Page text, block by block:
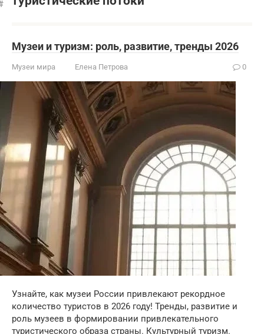
Музеи и туризм: роль, развитие, тренды 2026
Музеи мира Елена Петрова 0
Узнайте, как музеи России привлекают рекордное
количество туристов в 2026 году! Тренды, развитие и
роль музеев в формировании привлекательного
туристического образа страны. Культурный туризм.